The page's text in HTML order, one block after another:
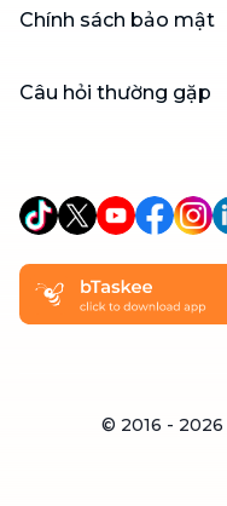
Chính sách bảo mật
Câu hỏi thường gặp
© 2016 - 2026